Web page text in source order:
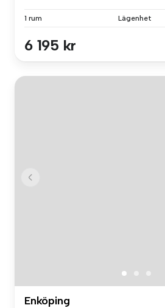
1 rum Lägenhet
6 195 kr
Enköping